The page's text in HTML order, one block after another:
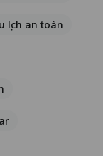
lịch an toàn